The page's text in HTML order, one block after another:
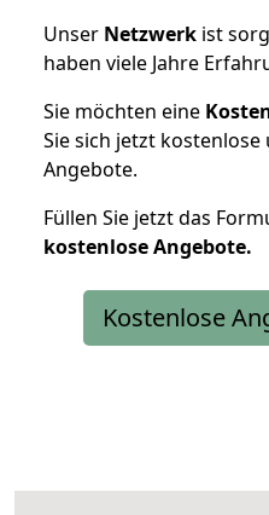
Unser Netzwerk ist
haben viele Jahre
Sie möchten eine
Sie sich jetzt
Angebote.
Füllen Sie jetzt das
kostenloseAngebote.
Kostenlose